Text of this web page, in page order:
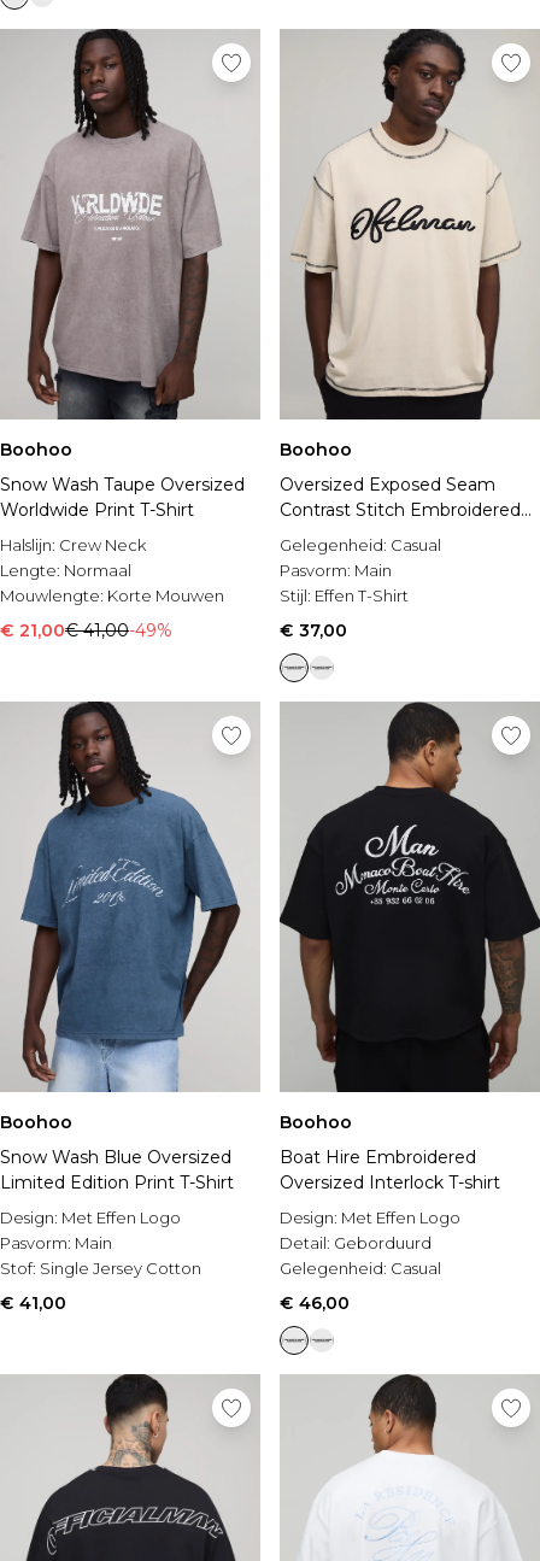
Boohoo
Snow Wash Taupe Oversized
Worldwide Print T-Shirt
Halslijn: Crew Neck
Lengte: Normaal
Mouwlengte: Korte Mouwen
€ 21,00€ 41,00-49%
Boohoo
Oversized Exposed Seam
Contrast Stitch Embroidered
T-Shirt
Gelegenheid: Casual
Pasvorm: Main
Stijl: Effen T-Shirt
€ 37,00
Boohoo
Snow Wash Blue Oversized
Limited Edition Print T-Shirt
Design: Met Effen Logo
Pasvorm: Main
Stof: Single Jersey Cotton
€ 41,00
Boohoo
Boat Hire Embroidered
Oversized Interlock T-shirt
Design: Met Effen Logo
Detail: Geborduurd
Gelegenheid: Casual
€ 46,00